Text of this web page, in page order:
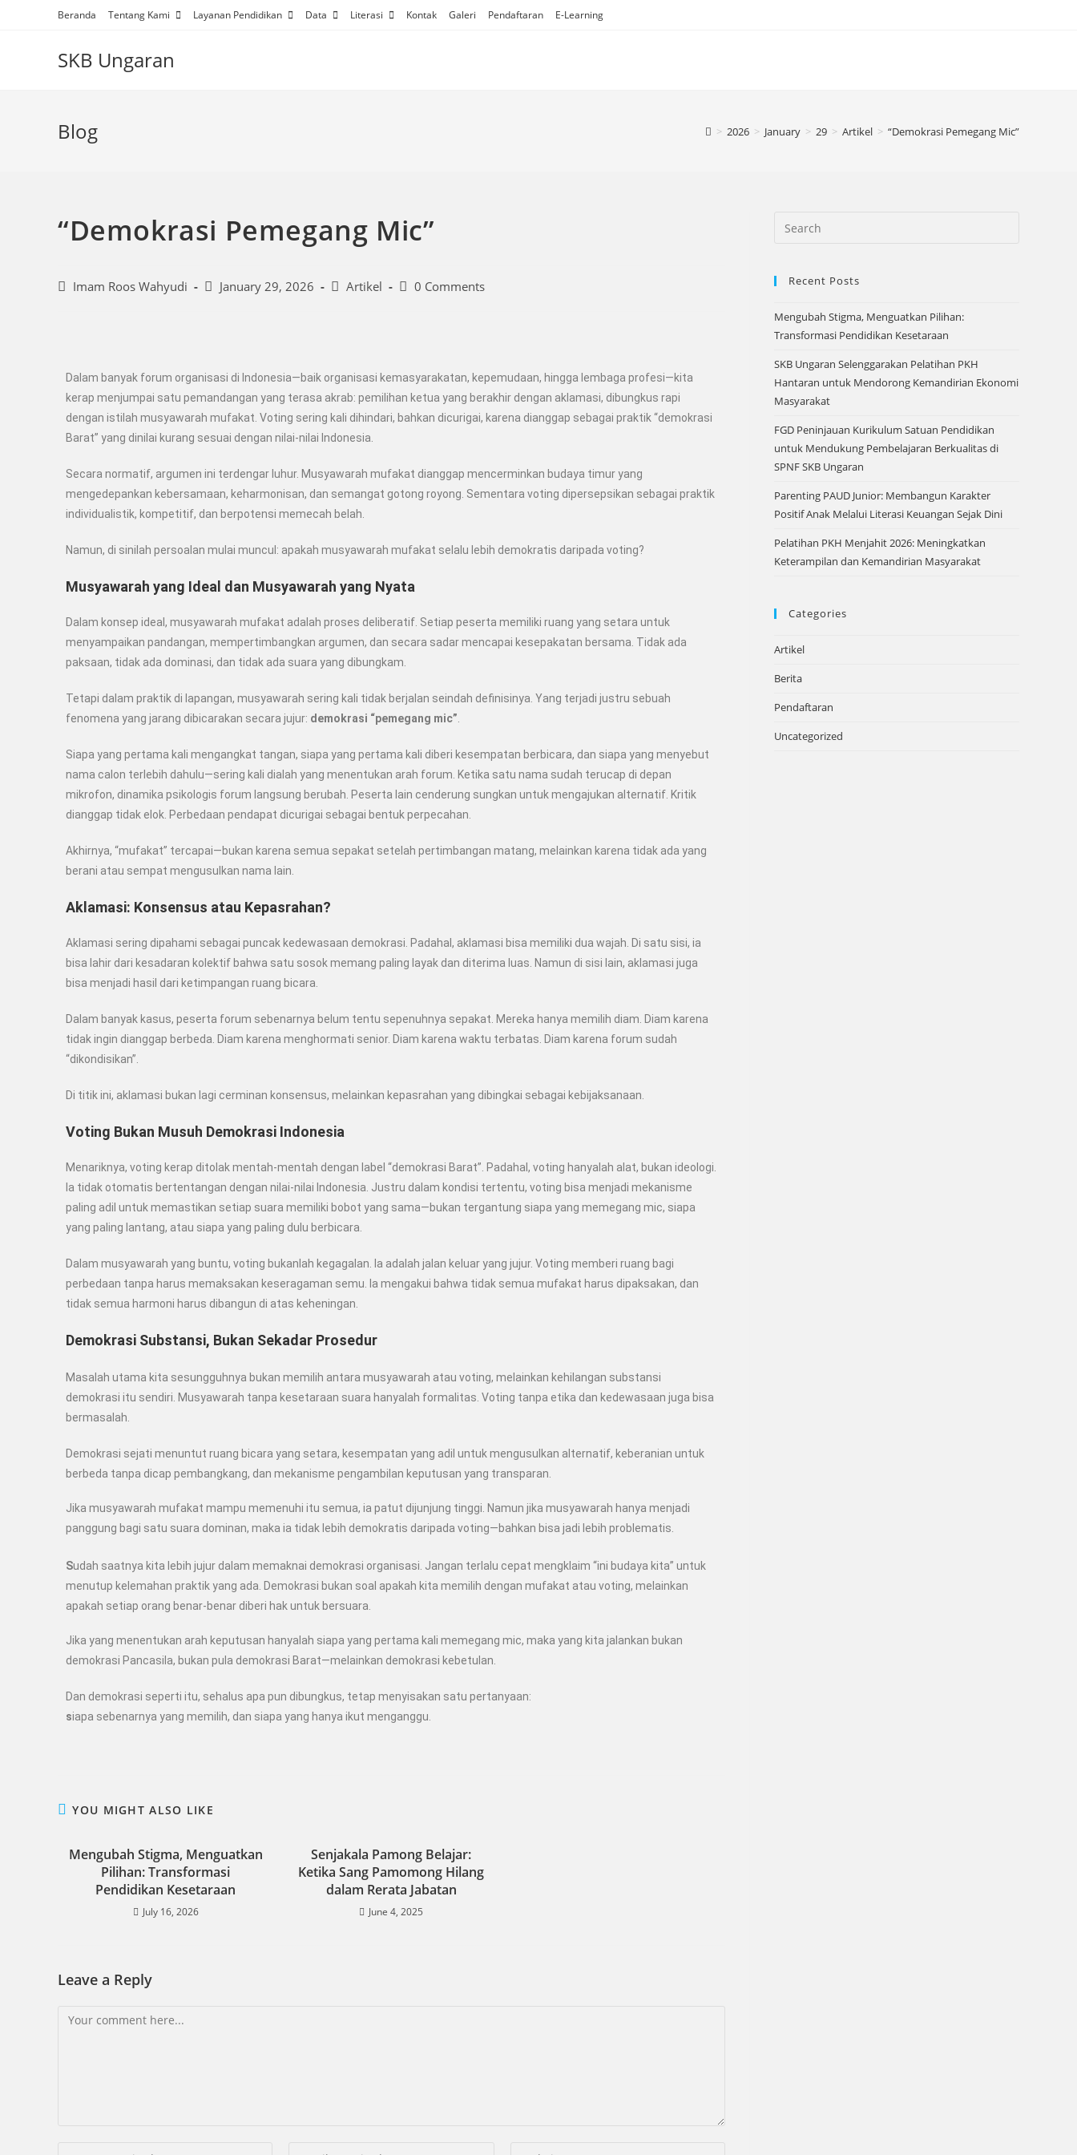
Beranda Tentang Kami Layanan Pendidikan Data Literasi Kontak Galeri Pendaftaran E-Learning
SKB Ungaran
Blog > 2026 > January > 29 > Artikel > “Demokrasi Pemegang Mic”
“Demokrasi Pemegang Mic”
Imam Roos Wahyudi January 29, 2026 Artikel 0 Comments
Dalam banyak forum organisasi di Indonesia—baik organisasi kemasyarakatan, kepemudaan, hingga lembaga profesi—kita
kerap menjumpai satu pemandangan yang terasa akrab: pemilihan ketua yang berakhir dengan aklamasi, dibungkus rapi
dengan istilah musyawarah mufakat. Voting sering kali dihindari, bahkan dicurigai, karena dianggap sebagai praktik “demokrasi
Barat” yang dinilai kurang sesuai dengan nilai-nilai Indonesia.
Secara normatif, argumen ini terdengar luhur. Musyawarah mufakat dianggap mencerminkan budaya timur yang
mengedepankan kebersamaan, keharmonisan, dan semangat gotong royong. Sementara voting dipersepsikan sebagai praktik
individualistik, kompetitif, dan berpotensi memecah belah.
Namun, di sinilah persoalan mulai muncul: apakah musyawarah mufakat selalu lebih demokratis daripada voting?
Musyawarah yang Ideal dan Musyawarah yang Nyata
Dalam konsep ideal, musyawarah mufakat adalah proses deliberatif. Setiap peserta memiliki ruang yang setara untuk
menyampaikan pandangan, mempertimbangkan argumen, dan secara sadar mencapai kesepakatan bersama. Tidak ada
paksaan, tidak ada dominasi, dan tidak ada suara yang dibungkam.
Tetapi dalam praktik di lapangan, musyawarah sering kali tidak berjalan seindah definisinya. Yang terjadi justru sebuah
fenomena yang jarang dibicarakan secara jujur: demokrasi “pemegang mic”
Siapa yang pertama kali mengangkat tangan, siapa yang pertama kali diberi kesempatan berbicara, dan siapa yang menyebut
nama calon terlebih dahulu—sering kali dialah yang menentukan arah forum. Ketika satu nama sudah terucap di depan
mikrofon, dinamika psikologis forum langsung berubah. Peserta lain cenderung sungkan untuk mengajukan alternatif. Kritik
dianggap tidak elok. Perbedaan pendapat dicurigai sebagai bentuk perpecahan.
Akhirnya, “mufakat” tercapai—bukan karena semua sepakat setelah pertimbangan matang, melainkan karena tidak ada yang
berani atau sempat mengusulkan nama lain.
Aklamasi: Konsensus atau Kepasrahan?
Aklamasi sering dipahami sebagai puncak kedewasaan demokrasi. Padahal, aklamasi bisa memiliki dua wajah. Di satu sisi, ia
bisa lahir dari kesadaran kolektif bahwa satu sosok memang paling layak dan diterima luas. Namun di sisi lain, aklamasi juga
bisa menjadi hasil dari ketimpangan ruang bicara.
Dalam banyak kasus, peserta forum sebenarnya belum tentu sepenuhnya sepakat. Mereka hanya memilih diam. Diam karena
tidak ingin dianggap berbeda. Diam karena menghormati senior. Diam karena waktu terbatas. Diam karena forum sudah
“dikondisikan”.
Di titik ini, aklamasi bukan lagi cerminan konsensus, melainkan kepasrahan yang dibingkai sebagai kebijaksanaan.
Voting Bukan Musuh Demokrasi Indonesia
Menariknya, voting kerap ditolak mentah-mentah dengan label “demokrasi Barat”. Padahal, voting hanyalah alat, bukan ideologi.
Ia tidak otomatis bertentangan dengan nilai-nilai Indonesia. Justru dalam kondisi tertentu, voting bisa menjadi mekanisme
paling adil untuk memastikan setiap suara memiliki bobot yang sama—bukan tergantung siapa yang memegang mic, siapa
yang paling lantang, atau siapa yang paling dulu berbicara.
Dalam musyawarah yang buntu, voting bukanlah kegagalan. Ia adalah jalan keluar yang jujur. Voting memberi ruang bagi
perbedaan tanpa harus memaksakan keseragaman semu. Ia mengakui bahwa tidak semua mufakat harus dipaksakan, dan
tidak semua harmoni harus dibangun di atas keheningan.
Demokrasi Substansi, Bukan Sekadar Prosedur
Masalah utama kita sesungguhnya bukan memilih antara musyawarah atau voting, melainkan kehilangan substansi
demokrasi itu sendiri . Musyawarah tanpa kesetaraan suara hanyalah formalitas. Voting tanpa etika dan kedewasaan juga bisa
bermasalah.
Demokrasi sejati menuntut ruang bicara yang setara, kesempatan yang adil untuk mengusulkan alternatif, keberanian untuk
berbeda tanpa dicap pembangkang, dan mekanisme pengambilan keputusan yang transparan.
Jika musyawarah mufakat mampu memenuhi itu semua, ia patut dijunjung tinggi. Namun jika musyawarah hanya menjadi
panggung bagi satu suara dominan, maka ia tidak lebih demokratis daripada voting—bahkan bisa jadi lebih problematis.
Sudah saatnya kita lebih jujur dalam memaknai demokrasi organisasi. Jangan terlalu cepat mengklaim “ini budaya kita” untuk
menutup kelemahan praktik yang ada. Demokrasi bukan soal apakah kita memilih dengan mufakat atau voting, melainkan
apakah setiap orang benar-benar diberi hak untuk bersuara
Jika yang menentukan arah keputusan hanyalah siapa yang pertama kali memegang mic, maka yang kita jalankan bukan
demokrasi Pancasila, bukan pula demokrasi Barat—melainkan demokrasi kebetulan.
Dan demokrasi seperti itu, sehalus apa pun dibungkus, tetap menyisakan satu pertanyaan:
siapa sebenarnya yang memilih, dan siapa yang hanya ikut menganggu.
YOU MIGHT ALSO LIKE
Mengubah Stigma, Menguatkan
Pilihan: Transformasi
Pendidikan Kesetaraan
July 16, 2026
Senjakala Pamong Belajar:
Ketika Sang Pamomong Hilang
dalam Rerata Jabatan
June 4, 2025
Leave a Reply
Recent Posts
Mengubah Stigma, Menguatkan Pilihan:
Transformasi Pendidikan Kesetaraan
SKB Ungaran Selenggarakan Pelatihan PKH
Hantaran untuk Mendorong Kemandirian Ekonomi
Masyarakat
FGD Peninjauan Kurikulum Satuan Pendidikan
untuk Mendukung Pembelajaran Berkualitas di
SPNF SKB Ungaran
Parenting PAUD Junior: Membangun Karakter
Positif Anak Melalui Literasi Keuangan Sejak Dini
Pelatihan PKH Menjahit 2026: Meningkatkan
Keterampilan dan Kemandirian Masyarakat
Categories
Artikel
Berita
Pendaftaran
Uncategorized